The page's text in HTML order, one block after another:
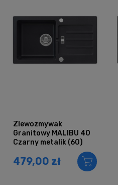
Zlewozmywak
Granitowy MALIBU 40
Czarny metalik (60)
479,00 zł